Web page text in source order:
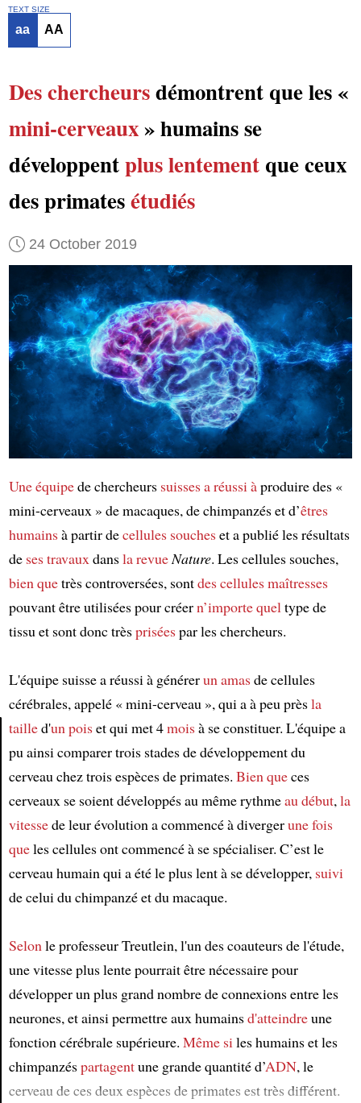
TEXT SIZE
aa AA
Des chercheursdémontrent que les «
mini-cerveaux» humains se
développentplus lentementque ceux
des primatesétudiés
24 October 2019
Une équipede chercheurs suissesa réussi àproduire des «
mini-cerveaux » de macaques, de chimpanzés et d’êtres
humainsà partir decellules soucheset a publié les résultats
de ses travaux dansla revue Nature. Les cellules souches,
bien quetrès controversées, sontdes cellules maîtresses
pouvant être utilisées pour créern’importe quel type de
tissu et sont donc trèspriséespar les chercheurs.
L'équipe suisse a réussi à générerun amasde cellules
cérébrales, appelé « mini-cerveau », qui a à peu prèsla
tailled'un poiset qui met 4moisà se constituer. L'équipe a
pu ainsi comparer trois stades de développement du
cerveau chez trois espèces de primates. Bien queces
cerveaux se soient développés au même rythmeau début, la
vitessede leur évolution a commencé à divergerune fois
queles cellules ont commencé à se spécialiser. C’est le
cerveau humain qui a été le plus lent à se développer, suivi
de celui du chimpanzé et du macaque.
Selon le professeur Treutlein, l'un des coauteurs de l'étude,
une vitesse plus lente pourrait être nécessaire pour
développer un plus grand nombre de connexions entre les
neurones, et ainsi permettre aux humainsd'atteindreune
fonction cérébrale supérieure. Même si les humains et les
chimpanzéspartagentune grande quantité d’ADN, le
cerveau de ces deux espèces de primates est très différent.